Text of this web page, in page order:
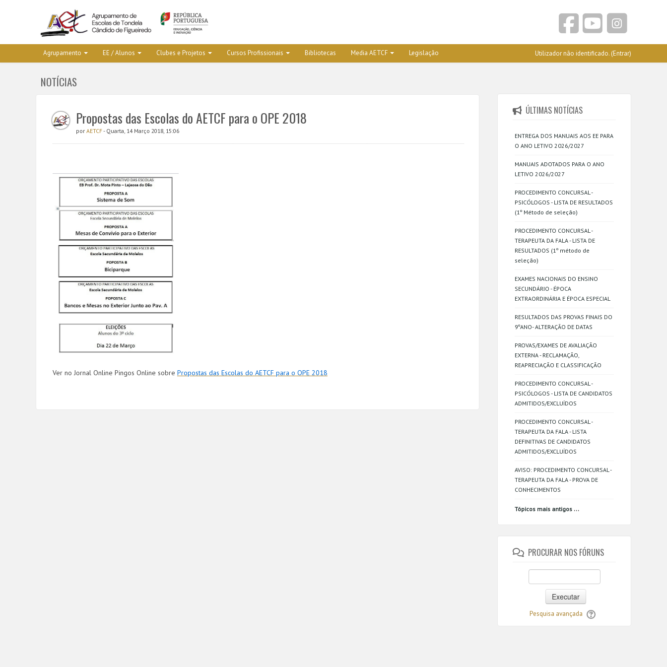
Agrupamento EE / Alunos Clubes e Projetos Cursos Profissionais Bibliotecas Media AETCF Legislação Utilizador não identificado. (Entrar)
NOTÍCIAS
Propostas das Escolas do AETCF para o OPE 2018
por AETCF- Quarta, 14 Março 2018, 15:06
Ver no Jornal Online Pingos Online sobre Propostas das Escolas do AETCF para o OPE 2018
ÚLTIMAS NOTÍCIAS
ENTREGA DOS MANUAIS AOS EE PARA
O ANO LETIVO 2026/2027
MANUAIS ADOTADOS PARA O ANO
LETIVO 2026/2027
PROCEDIMENTO CONCURSAL -
PSICÓLOGOS - LISTA DE RESULTADOS
(1º Método de seleção)
PROCEDIMENTO CONCURSAL -
TERAPEUTA DA FALA - LISTA DE
RESULTADOS (1º método de
seleção)
EXAMES NACIONAIS DO ENSINO
SECUNDÁRIO - ÉPOCA
EXTRAORDINÁRIA E ÉPOCA ESPECIAL
RESULTADOS DAS PROVAS FINAIS DO
9ºANO- ALTERAÇÃO DE DATAS
PROVAS/EXAMES DE AVALIAÇÃO
EXTERNA - RECLAMAÇÃO,
REAPRECIAÇÃO E CLASSIFICAÇÃO
PROCEDIMENTO CONCURSAL -
PSICÓLOGOS - LISTA DE CANDIDATOS
ADMITIDOS/EXCLUÍDOS
PROCEDIMENTO CONCURSAL -
TERAPEUTA DA FALA - LISTA
DEFINITIVAS DE CANDIDATOS
ADMITIDOS/EXCLUÍDOS
AVISO: PROCEDIMENTO CONCURSAL -
TERAPEUTA DA FALA - PROVA DE
CONHECIMENTOS
Tópicos mais antigos ...
PROCURAR NOS FÓRUNS
Executar
Pesquisa avançada